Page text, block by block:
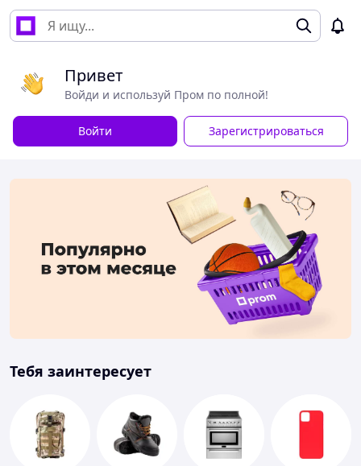
Привет
Войди и используй Пром по полной!
Войти Зарегистрироваться
Тебя заинтересует